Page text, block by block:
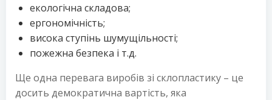
екологічна складова;
ергономічність;
висока ступінь шумущільності;
пожежна безпека і т.д.
Ще одна перевага виробів зі склопластику – це
досить демократична вартість, яка